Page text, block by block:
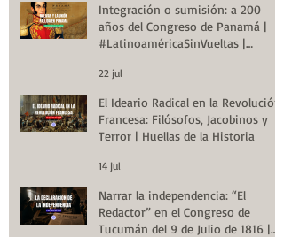
Integración o sumisión: a 200
años del Congreso de Panamá |
#LatinoaméricaSinVueltas |
22 jul
El Ideario Radical en la Revolución
Francesa: Filósofos, Jacobinos y
Terror | Huellas de la Historia
14 jul
Narrar la independencia: “El
Redactor” en el Congreso de
Tucumán del 9 de Julio de 1816 |